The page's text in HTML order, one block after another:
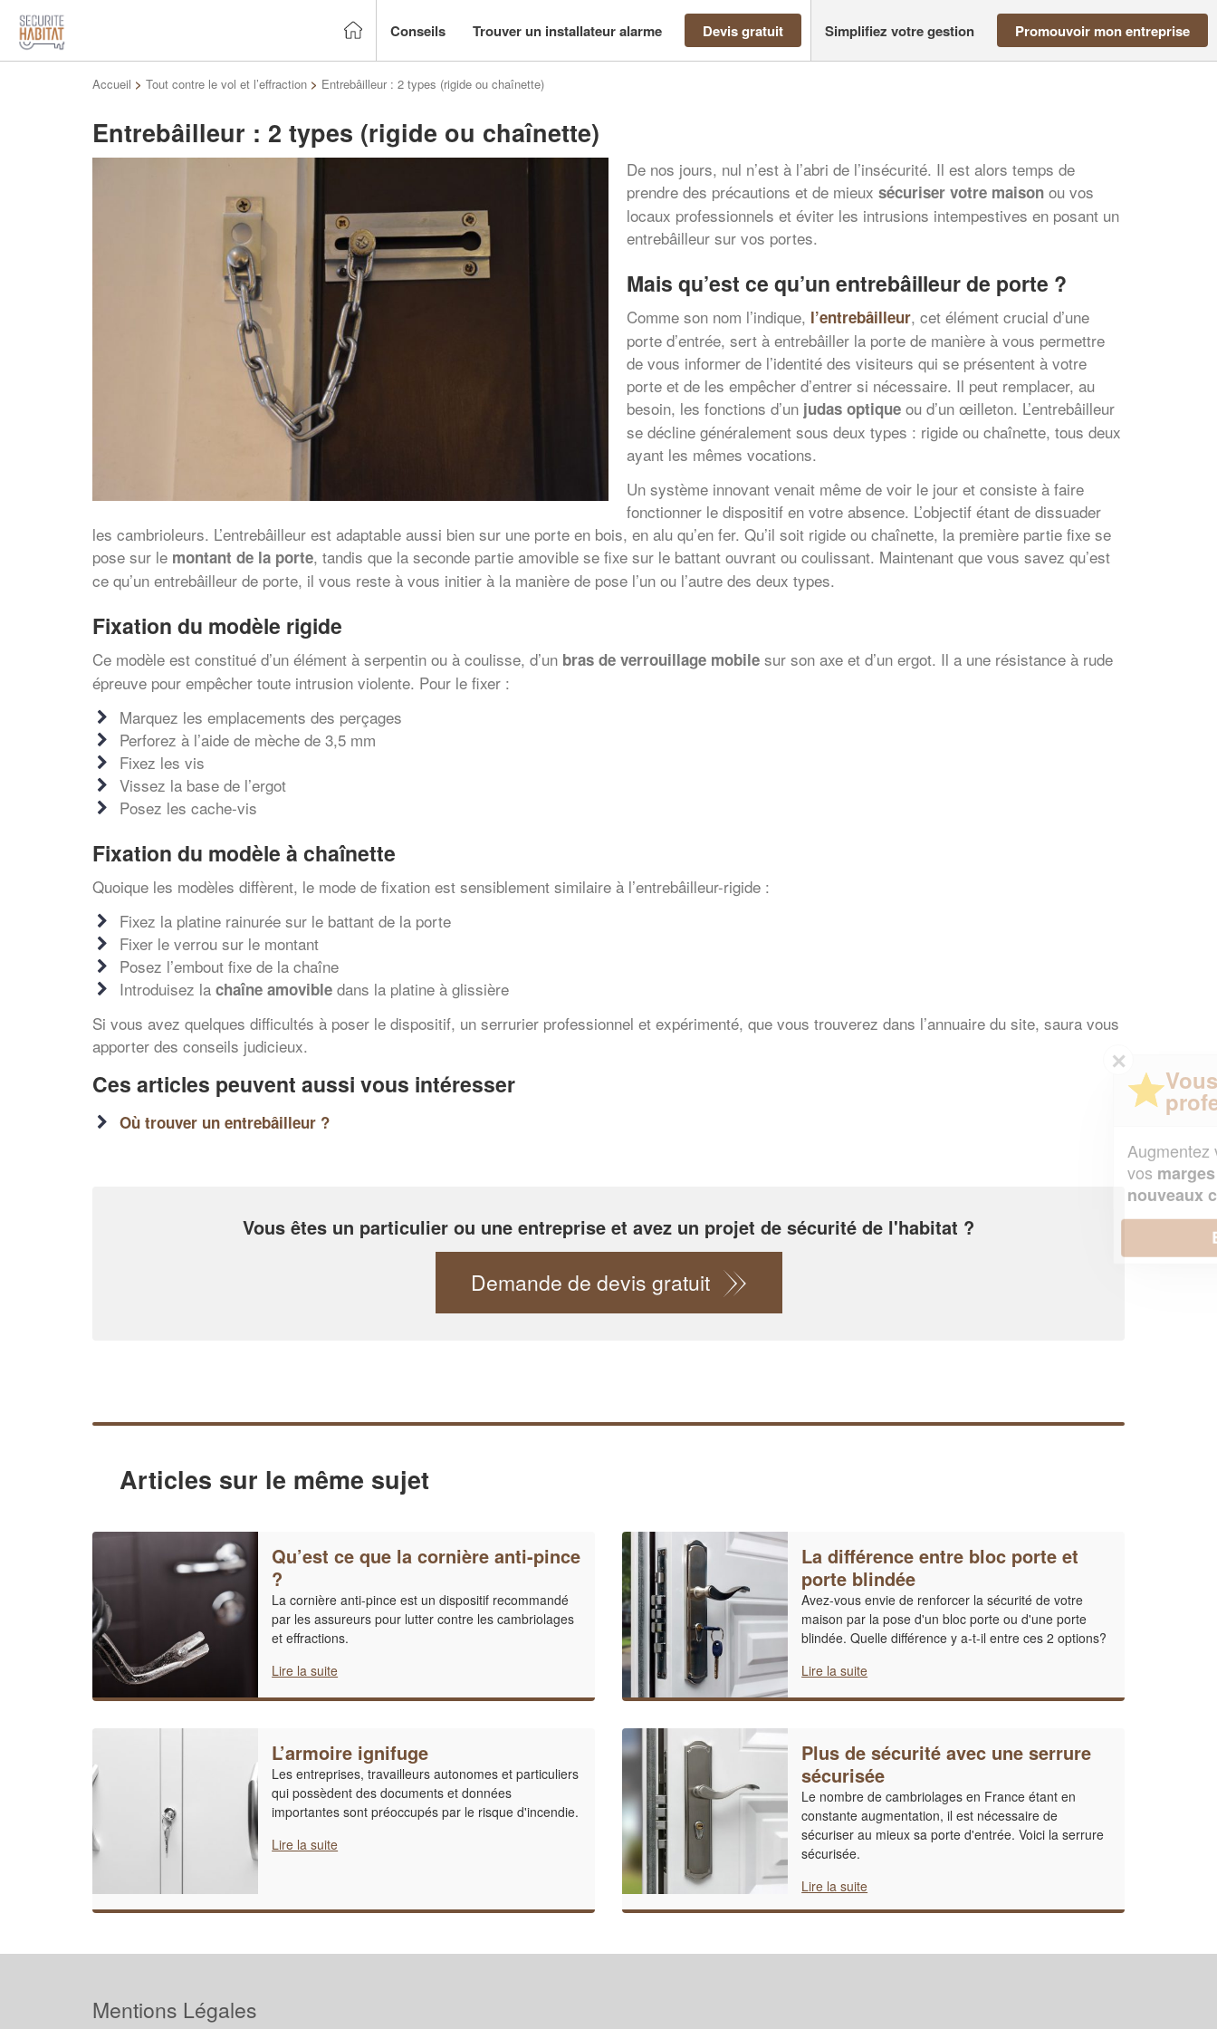
Conseils Trouver un installateur alarme Devis gratuit Simplifiez votre gestion Promouvoir mon entreprise
Accueil > Tout contre le vol et l’effraction > Entrebâilleur : 2 types (rigide ou chaînette)
Entrebâilleur : 2 types (rigide ou chaînette)
De nos jours, nul n’est à l’abri de l’insécurité. Il est alors temps de
prendre des précautions et de mieux sécuriser votre maison ou vos
locaux professionnels et éviter les intrusions intempestives en posant un
entrebâilleur sur vos portes.
Mais qu’est ce qu’un entrebâilleur de porte ?
Comme son nom l’indique, l’entrebâilleur, cet élément crucial d’une
porte d’entrée, sert à entrebâiller la porte de manière à vous permettre
de vous informer de l’identité des visiteurs qui se présentent à votre
porte et de les empêcher d’entrer si nécessaire. Il peut remplacer, au
besoin, les fonctions d’un judas optique ou d’un œilleton. L’entrebâilleur
se décline généralement sous deux types : rigide ou chaînette, tous deux
ayant les mêmes vocations.
Un système innovant venait même de voir le jour et consiste à faire
fonctionner le dispositif en votre absence. L’objectif étant de dissuader
les cambrioleurs. L’entrebâilleur est adaptable aussi bien sur une porte en bois, en alu qu’en fer. Qu’il soit rigide ou chaînette, la première partie fixe se
pose sur le montant de la porte, tandis que la seconde partie amovible se fixe sur le battant ouvrant ou coulissant. Maintenant que vous savez qu’est
ce qu’un entrebâilleur de porte, il vous reste à vous initier à la manière de pose l’un ou l’autre des deux types.
Fixation du modèle rigide
Ce modèle est constitué d’un élément à serpentin ou à coulisse, d’un bras de verrouillage mobile sur son axe et d’un ergot. Il a une résistance à rude
épreuve pour empêcher toute intrusion violente. Pour le fixer :
Marquez les emplacements des perçages
Perforez à l’aide de mèche de 3,5 mm
Fixez les vis
Vissez la base de l’ergot
Posez les cache-vis
Fixation du modèle à chaînette
Quoique les modèles diffèrent, le mode de fixation est sensiblement similaire à l’entrebâilleur-rigide :
Fixez la platine rainurée sur le battant de la porte
Fixer le verrou sur le montant
Posez l’embout fixe de la chaîne
Introduisez la chaîne amovible dans la platine à glissière
Si vous avez quelques difficultés à poser le dispositif, un serrurier professionnel et expérimenté, que vous trouverez dans l’annuaire du site, saura vous
apporter des conseils judicieux.
Ces articles peuvent aussi vous intéresser
Où trouver un entrebâilleur ?
Vous êtes un particulier ou une entreprise et avez un projet de sécurité de l'habitat ?
Demande de devis gratuit
Articles sur le même sujet
Qu’est ce que la cornière anti-pince
?
La cornière anti-pince est un dispositif recommandé
par les assureurs pour lutter contre les cambriolages
et effractions.
Lire la suite
La différence entre bloc porte et
porte blindée
Avez-vous envie de renforcer la sécurité de votre
maison par la pose d'un bloc porte ou d'une porte
blindée. Quelle différence y a-t-il entre ces 2 options?
Lire la suite
L’armoire ignifuge
Les entreprises, travailleurs autonomes et particuliers
qui possèdent des documents et données
importantes sont préoccupés par le risque d'incendie.
Lire la suite
Plus de sécurité avec une serrure
sécurisée
Le nombre de cambriolages en France étant en
constante augmentation, il est nécessaire de
sécuriser au mieux sa porte d'entrée. Voici la serrure
sécurisée.
Lire la suite
chiffre d'affaireset
tout en gagnant de
Mentions Légales